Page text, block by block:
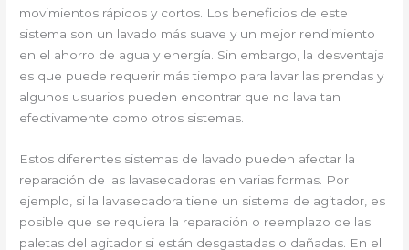
movimientos rápidos y cortos. Los beneficios de este
sistema son un lavado más suave y un mejor rendimiento
en el ahorro de agua y energía. Sin embargo, la desventaja
es que puede requerir más tiempo para lavar las prendas y
algunos usuarios pueden encontrar que no lava tan
efectivamente como otros sistemas.
Estos diferentes sistemas de lavado pueden afectar la
reparación de las lavasecadoras en varias formas. Por
ejemplo, si la lavasecadora tiene un sistema de agitador, es
posible que se requiera la reparación o reemplazo de las
paletas del agitador si están desgastadas o dañadas. En el